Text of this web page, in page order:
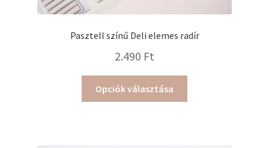
Pasztell színű Deli elemes radír
2.490 Ft
Opciók választása